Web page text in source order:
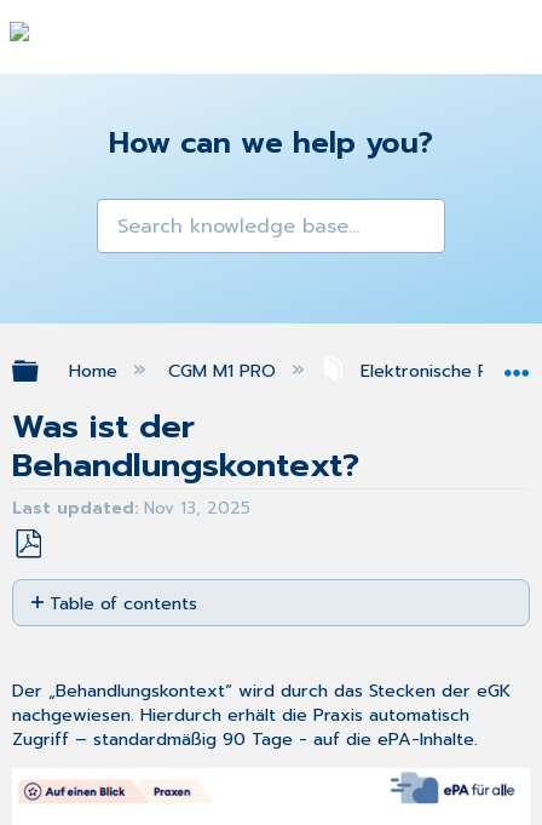
How can we help you?
Expand/collapse global hierarchy
Home CGM M1 PRO Elektronische
Was ist der
Behandlungskontext?
Last updated Nov 13, 2025
Save
as
PDF
Table of contents
No
Der „Behandlungskontext“ wird durch das Stecken der eGK
nachgewiesen. Hierdurch erhält die Praxis automatisch
Zugriff – standardmäßig 90 Tage - auf die ePA-Inhalte.